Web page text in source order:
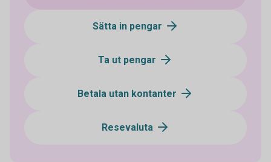
Sätta in pengar
Ta ut pengar
Betala utan kontanter
Resevaluta